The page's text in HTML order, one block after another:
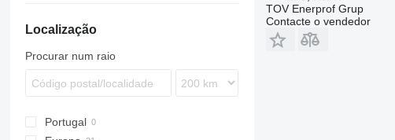
Localização
Procurar num raio
Portugal
TOV Enerprof Grup
Contacte o vendedor